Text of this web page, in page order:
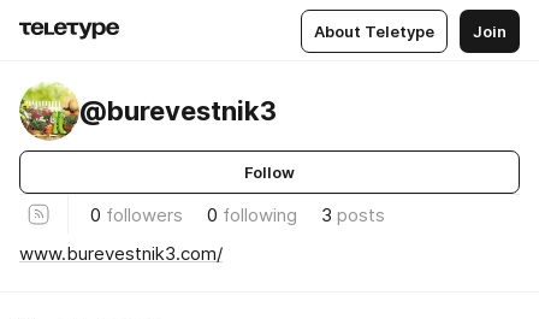
About Teletype Join
@burevestnik3
Follow
0 followers 0 following 3 posts
www.burevestnik3.com/